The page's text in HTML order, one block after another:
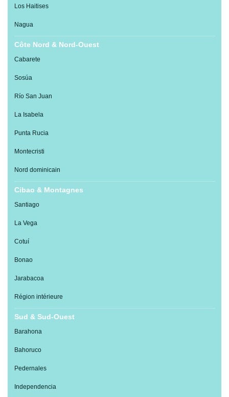
Los Haitises
Nagua
Côte Nord & Nord-Ouest
Cabarete
Sosúa
Río San Juan
La Isabela
Punta Rucia
Montecristi
Nord dominicain
Cibao & Montagnes
Santiago
La Vega
Cotuí
Bonao
Jarabacoa
Région intérieure
Sud & Sud-Ouest
Barahona
Bahoruco
Pedernales
Independencia